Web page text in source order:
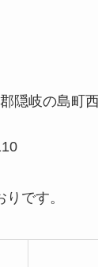
隠岐の島町
です。